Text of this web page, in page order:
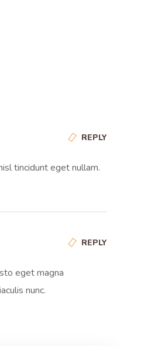
tincidunt eget nullam.
REPLY
eget magna
nunc.
REPLY